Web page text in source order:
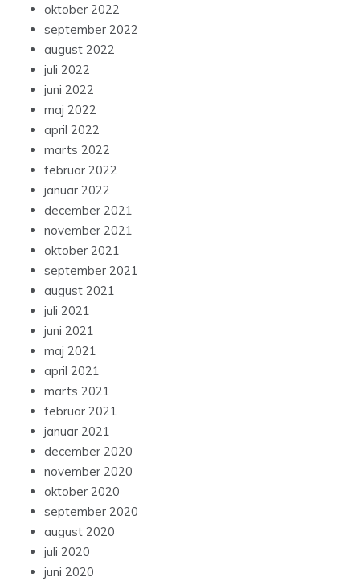
oktober 2022
september 2022
august 2022
juli 2022
juni 2022
maj 2022
april 2022
marts 2022
februar 2022
januar 2022
december 2021
november 2021
oktober 2021
september 2021
august 2021
juli 2021
juni 2021
maj 2021
april 2021
marts 2021
februar 2021
januar 2021
december 2020
november 2020
oktober 2020
september 2020
august 2020
juli 2020
juni 2020